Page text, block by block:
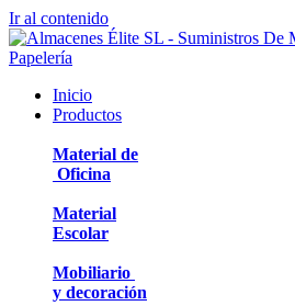
Ir al contenido
Inicio
Productos
Material de
Oficina
Material
Escolar
Mobiliario
y decoración